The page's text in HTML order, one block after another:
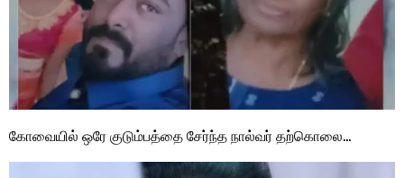
கோவையில் ஒரே குடும்பத்தை சேர்ந்த நால்வர் தற்கொலை…